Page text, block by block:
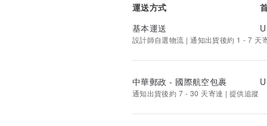
運送方式
基本運送
設計師自選物流 | 通知出貨後約 1 - 7 天
中華郵政 - 國際航空包裹
通知出貨後約 7 - 30 天寄達 | 提供追蹤